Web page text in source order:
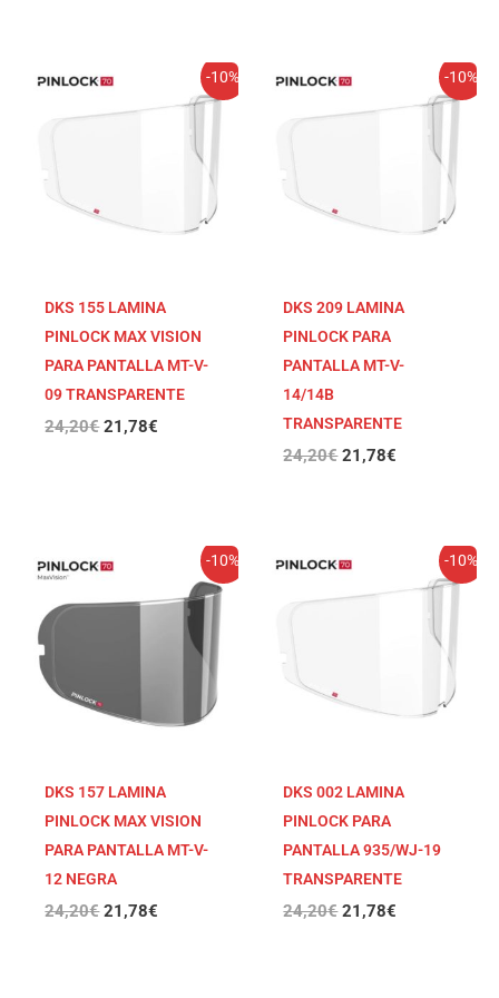
-10%
DKS 155 LAMINA
PINLOCK MAX VISION
PARA PANTALLA MT-V-
09 TRANSPARENTE
24,20€
El
precio
original
21,78€
precio
actual
21,78€.
-10%
DKS 209 LAMINA
PINLOCK PARA
PANTALLA MT-V-
14/14B
TRANSPARENTE
24,20€
El
precio
original
21,78€
precio
actual
21,78€.
-10%
DKS 157 LAMINA
PINLOCK MAX VISION
PARA PANTALLA MT-V-
12 NEGRA
24,20€
precio
original
21,78€
precio
actual
21,78€.
-10%
DKS 002 LAMINA
PINLOCK PARA
PANTALLA 935/WJ-19
TRANSPARENTE
24,20€
El
precio
original
21,78€
precio
actual
21,78€.